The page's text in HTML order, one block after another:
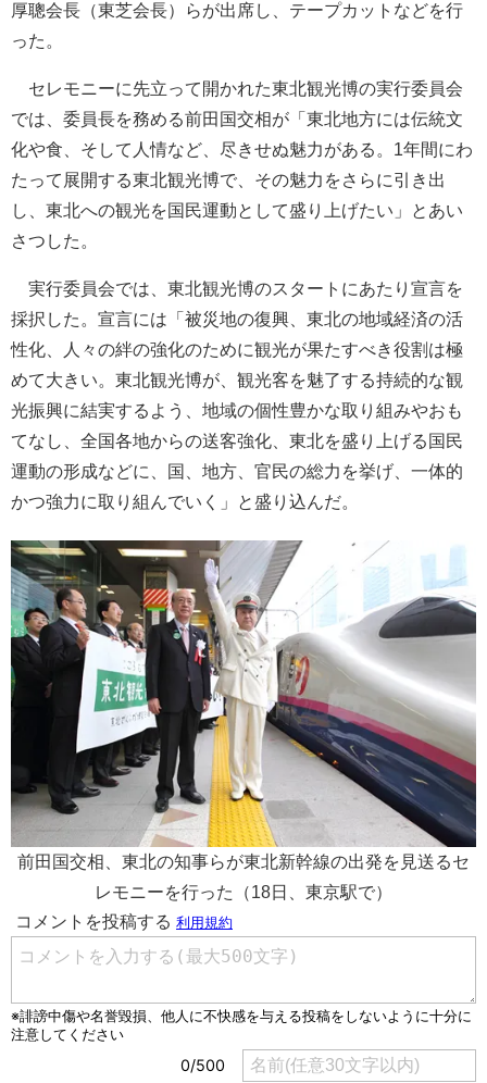
厚聰会長（東芝会長）らが出席し、テープカットなどを行
った。
セレモニーに先立って開かれた東北観光博の実行委員会
では、委員長を務める前田国交相が「東北地方には伝統文
化や食、そして人情など、尽きせぬ魅力がある。1年間にわ
たって展開する東北観光博で、その魅力をさらに引き出
し、東北への観光を国民運動として盛り上げたい」とあい
さつした。
実行委員会では、東北観光博のスタートにあたり宣言を
採択した。宣言には「被災地の復興、東北の地域経済の活
性化、人々の絆の強化のために観光が果たすべき役割は極
めて大きい。東北観光博が、観光客を魅了する持続的な観
光振興に結実するよう、地域の個性豊かな取り組みやおも
てなし、全国各地からの送客強化、東北を盛り上げる国民
運動の形成などに、国、地方、官民の総力を挙げ、一体的
かつ強力に取り組んでいく」と盛り込んだ。
前田国交相、東北の知事らが東北新幹線の出発を見送るセ
レモニーを行った（18日、東京駅で）